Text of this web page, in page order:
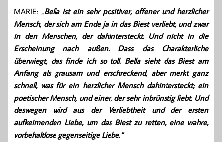
MARIE: „Bella ist ein sehr positiver, offener und herzlicher
Mensch, der sich am Ende ja in das Biest verliebt, und zwar
in den Menschen, der dahintersteckt. Und nicht in die
Erscheinung nach außen. Dass das Charakterliche
überwiegt, das finde ich so toll. Bella sieht das Biest am
Anfang als grausam und erschreckend, aber merkt ganz
schnell, was für ein herzlicher Mensch dahintersteckt; ein
poetischer Mensch, und einer, der sehr inbrünstig liebt. Und
deswegen wird aus der Verliebtheit und der ersten
aufkeimenden Liebe, um das Biest zu retten, eine wahre,
vorbehaltlose gegenseitige Liebe.“